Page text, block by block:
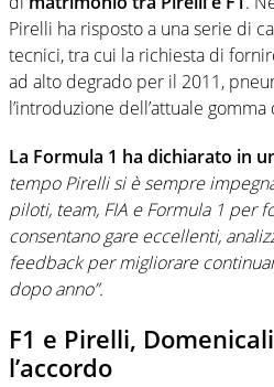
Pirelli ha risposto a una serie di
tecnici, tra cui la richiesta di
ad alto degrado per il 2011,
l’introduzione dell’attuale
La Formula 1 ha dichiarato in
tempo Pirelli si è sempre
piloti, team, FIA e Formula 1 per
consentano gare eccellenti,
feedback per migliorare
dopo anno”.
F1 e Pirelli,
l’accordo